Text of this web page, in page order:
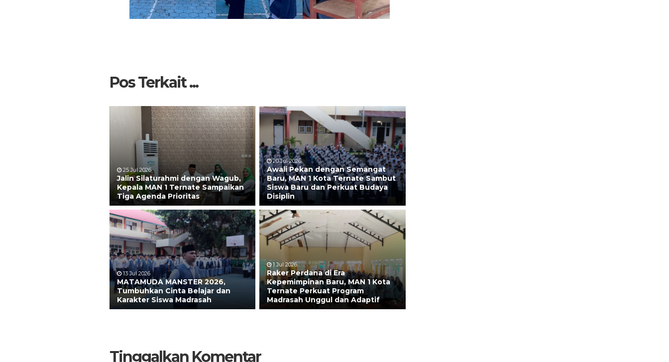
Pos Terkait ...
25 Jul 2026
Jalin Silaturahmi dengan Wagub,
Kepala MAN 1 Ternate Sampaikan
Tiga Agenda Prioritas
20 Jul 2026
Awali Pekan dengan Semangat
Baru, MAN 1 Kota Ternate Sambut
Siswa Baru dan Perkuat Budaya
Disiplin
13 Jul 2026
MATAMUDA MANSTER 2026,
Tumbuhkan Cinta Belajar dan
Karakter Siswa Madrasah
1 Jul 2026
Raker Perdana di Era
Kepemimpinan Baru, MAN 1 Kota
Ternate Perkuat Program
Madrasah Unggul dan Adaptif
Tinggalkan Komentar